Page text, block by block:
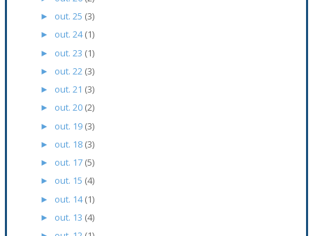
► out. 25 (3)
► out. 24(1)
► out. 23 (1)
► out. 22 (3)
► out. 21 (3)
► out. 20 (2)
► out. 19 (3)
► out. 18 (3)
► out. 17 (5)
► out. 15 (4)
► out. 14(1)
► out. 13 (4)